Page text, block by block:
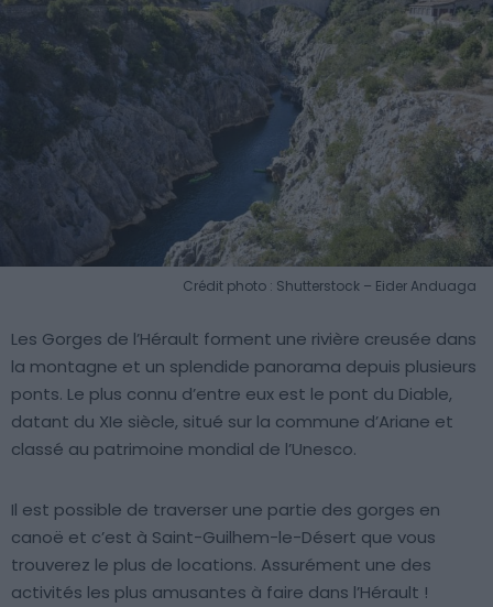
Crédit photo : Shutterstock – Eider Anduaga
Les Gorges de l’Hérault forment une rivière creusée dans
la montagne et un splendide panorama depuis plusieurs
ponts. Le plus connu d’entre eux est le pont du Diable,
datant du XIe siècle, situé sur la commune d’Ariane et
classé au patrimoine mondial de l’Unesco.
Il est possible de traverser une partie des gorges en
canoë et c’est à Saint-Guilhem-le-Désert que vous
trouverez le plus de locations. Assurément une des
activités les plus amusantes à faire dans l’Hérault !